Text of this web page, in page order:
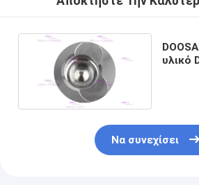
υλικό
Να συνεχίσει